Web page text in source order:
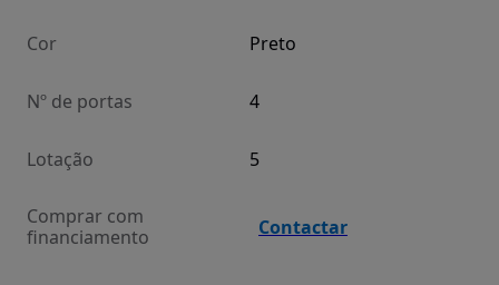
Cor Preto
Nº de portas 4
Lotação 5
Comprar com
financiamento
Contactar